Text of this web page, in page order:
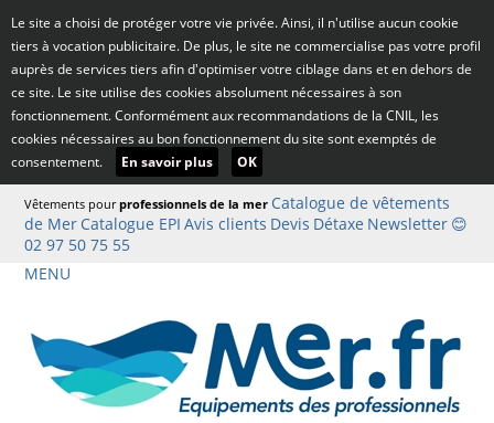
Le site a choisi de protéger votre vie privée. Ainsi, il n'utilise aucun cookie
tiers à vocation publicitaire. De plus, le site ne commercialise pas votre profil
auprès de services tiers afin d'optimiser votre ciblage dans et en dehors de
ce site. Le site utilise des cookies absolument nécessaires à son
fonctionnement. Conformément aux recommandations de la CNIL, les
cookies nécessaires au bon fonctionnement du site sont exemptés de
consentement.
En savoir plus OK
Vêtements pourprofessionnels de la mer Catalogue de vêtements
de Mer Catalogue EPI Avis clients Devis Détaxe Newsletter 😊
02 97 50 75 55
MENU